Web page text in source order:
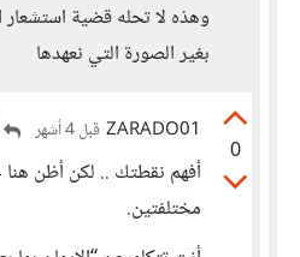
وهذه لا تحله قضية استشعار
بغير الصورة التي نعهدها
0
ZARADO01 قبل 4 أشهر
أفهم نقطتك .. لكن أظن
مختلفتين.